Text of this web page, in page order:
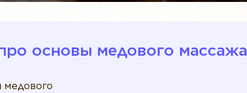
основы медового массажа
медового